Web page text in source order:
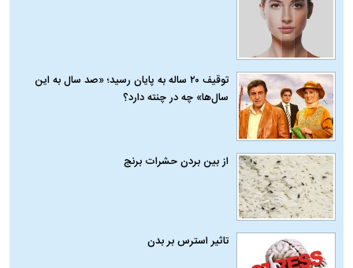
توقیف ۲۰ ساله به پایان رسید؛ «صد سال به این
سال‌ها» چه در چنته دارد؟
از بین بردن حشرات برنج
تاثیر استرس بر بدن